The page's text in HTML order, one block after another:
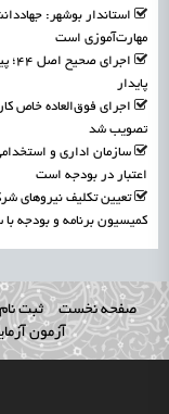
استاندار بوشهر:
مهارت‌آموزی است
پایدار
اجرای فوق‌العاده خاص
تصویب شد
سازمان اداری و
اعتبار در بودجه است
تعیین تکلیف نیروهای
کمیسیون برنامه و بودجه
صفحه نخست ثبت
آزمون